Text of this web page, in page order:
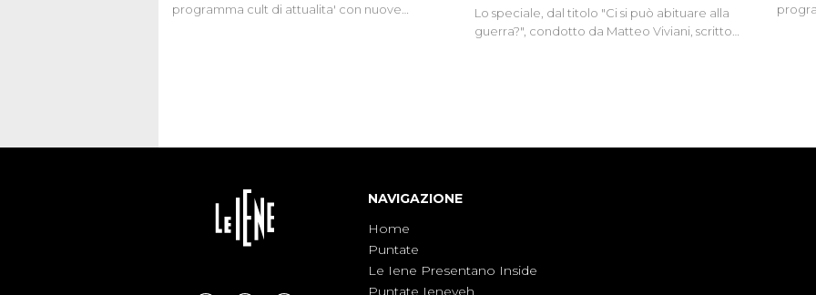
programma cult di attualita' con nuove
Lo speciale, dal titolo "Ci si può abituare alla
guerra?", condotto da Matteo Viviani, scritto
NAVIGAZIONE
Home
Puntate
Le Iene Presentano Inside
Puntate Ieneyeh